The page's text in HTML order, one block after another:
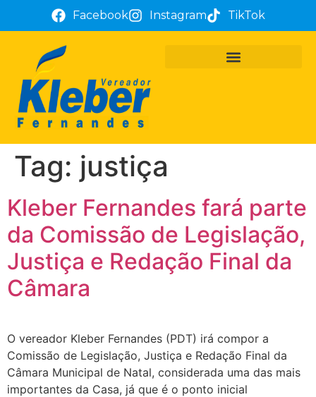
Facebook Instagram TikTok
Tag: justiça
Kleber Fernandes fará parte
da Comissão de Legislação,
Justiça e Redação Final da
Câmara
O vereador Kleber Fernandes (PDT) irá compor a
Comissão de Legislação, Justiça e Redação Final da
Câmara Municipal de Natal, considerada uma das mais
importantes da Casa, já que é o ponto inicial